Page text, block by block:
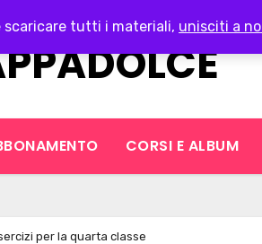
scaricare tutti i materiali, unisciti a
CORSI E ALBUM
per la quarta classe